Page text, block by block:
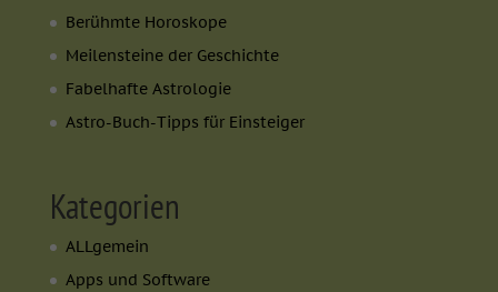
Berühmte Horoskope
Meilensteine der Geschichte
Fabelhafte Astrologie
Astro-Buch-Tipps für Einsteiger
Kategorien
ALLgemein
Apps und Software